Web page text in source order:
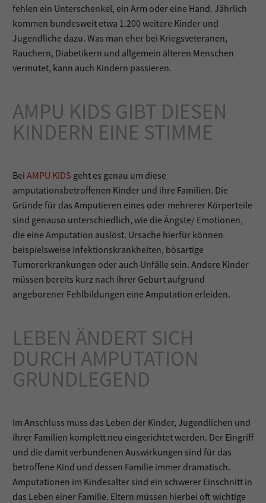
fehlen ein Unterschenkel, ein Arm oder eine Hand. Jährlich
kommen bundesweit etwa 1.200 weitere Kinder und
Jugendliche dazu. Was man eher bei Kriegsveteranen,
Rauchern, Diabetikern und allgemein älteren Menschen
vermutet, kann auch Kindern passieren.
AMPU KIDS GIBT DIESEN
KINDERN EINE STIMME
Bei AMPU KIDS geht es genau um diese
amputationsbetroffenen Kinder und ihre Familien. Die
Gründe für das Amputieren eines oder mehrerer Körperteile
sind genauso unterschiedlich, wie die Ängste/ Emotionen,
die eine Amputation auslöst. Ursache hierfür können
beispielsweise Infektionskrankheiten, bösartige
Tumorerkrankungen oder auch Unfälle sein. Andere Kinder
müssen bereits kurz nach ihrer Geburt aufgrund
angeborener Fehlbildungen eine Amputation erleiden.
LEBEN ÄNDERT SICH
DURCH AMPUTATION
GRUNDLEGEND
Im Anschluss muss das Leben der Kinder, Jugendlichen und
ihrer Familien komplett neu eingerichtet werden. Der Eingriff
und die damit verbundenen Auswirkungen sind für das
betroffene Kind und dessen Familie immer dramatisch.
Amputationen im Kindesalter sind ein schwerer Einschnitt in
das Leben einer Familie. Eltern müssen hierbei oft wichtige